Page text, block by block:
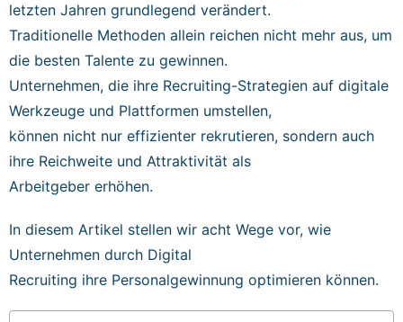
letzten Jahren grundlegend verändert.
Traditionelle Methoden allein reichen nicht mehr aus, um
die besten Talente zu gewinnen.
Unternehmen, die ihre Recruiting-Strategien auf digitale
Werkzeuge und Plattformen umstellen,
können nicht nur effizienter rekrutieren, sondern auch
ihre Reichweite und Attraktivität als
Arbeitgeber erhöhen.
In diesem Artikel stellen wir acht Wege vor, wie
Unternehmen durch Digital
Recruiting ihre Personalgewinnung optimieren können.